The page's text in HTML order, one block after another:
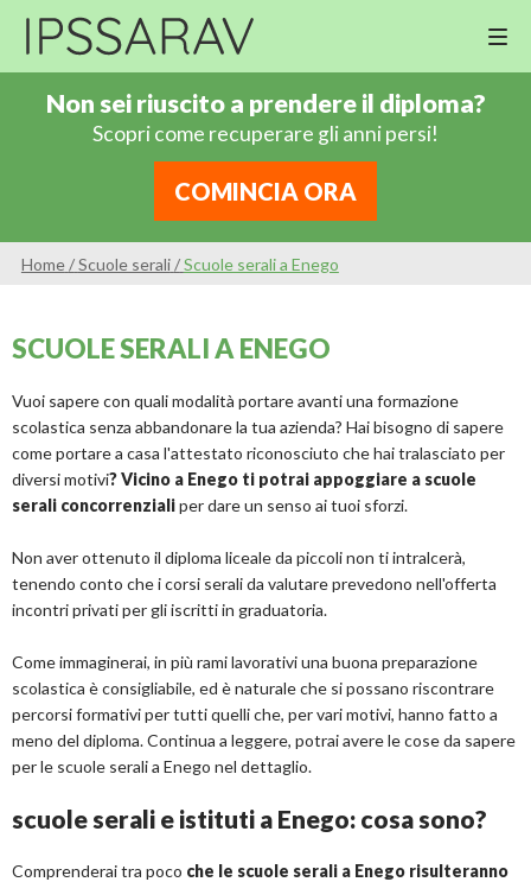
Non sei riuscito a prendere il diploma?
Scopri come recuperare gli anni persi!
COMINCIA ORA
Home/Scuole serali/Scuole serali a Enego
SCUOLE SERALI A ENEGO
Vuoi sapere con quali modalità portare avanti una formazione
scolastica senza abbandonare la tua azienda? Hai bisogno di sapere
come portare a casa l'attestato riconosciuto che hai tralasciato per
diversi motivi? Vicino a Enego ti potrai appoggiare a scuole
serali concorrenzialiper dare un senso ai tuoi sforzi.
Non aver ottenuto il diploma liceale da piccoli non ti intralcerà,
tenendo conto che i corsi serali da valutare prevedono nell'offerta
incontri privati per gli iscritti in graduatoria.
Come immaginerai, in più rami lavorativi una buona preparazione
scolastica è consigliabile, ed è naturale che si possano riscontrare
percorsi formativi per tutti quelli che, per vari motivi, hanno fatto a
meno del diploma. Continua a leggere, potrai avere le cose da sapere
per le scuole serali a Enego nel dettaglio.
scuole serali e istituti a Enego: cosa sono?
Comprenderai tra poco che le scuole serali a Enego risulteranno